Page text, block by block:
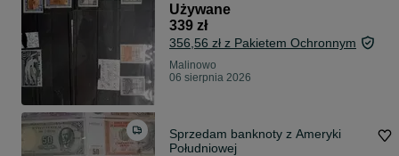
Używane
339 zł
356,56 zł z Pakietem Ochronnym
Malinowo
06 sierpnia 2026
Sprzedam banknoty z Ameryki
Południowej